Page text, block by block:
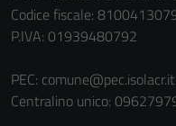
Codice fiscale:
P.IVA: 01939480792
PEC: comune@pec.isolacr.it
Centralino unico: